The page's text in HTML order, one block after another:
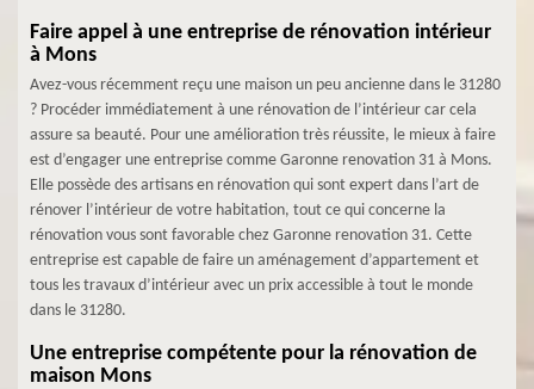
Faire appel à une entreprise de rénovation intérieur
à Mons
Avez-vous récemment reçu une maison un peu ancienne dans le 31280
? Procéder immédiatement à une rénovation de l’intérieur car cela
assure sa beauté. Pour une amélioration très réussite, le mieux à faire
est d’engager une entreprise comme Garonne renovation 31 à Mons.
Elle possède des artisans en rénovation qui sont expert dans l’art de
rénover l’intérieur de votre habitation, tout ce qui concerne la
rénovation vous sont favorable chez Garonne renovation 31. Cette
entreprise est capable de faire un aménagement d’appartement et
tous les travaux d’intérieur avec un prix accessible à tout le monde
dans le 31280.
Une entreprise compétente pour la rénovation de
maison Mons